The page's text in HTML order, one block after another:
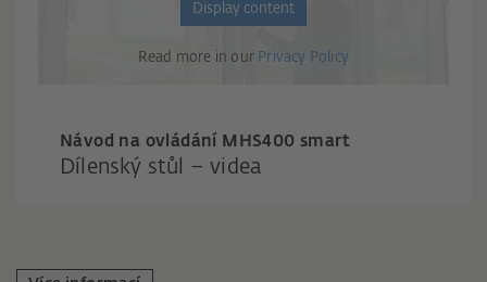
Display content
Read more in our Privacy Policy
Návod na ovládání MHS400 smart
Dílenský stůl – videa